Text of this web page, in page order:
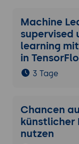
Machine
supervised
learning
in
3 Tage
Chancen
künstlicher
nutzen